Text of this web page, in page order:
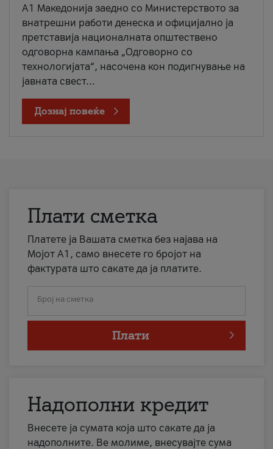
A1 Македонија заедно со Министерството за
внатрешни работи денеска и официјално ја
претставија националната општествено
одговорна кампања „Одговорно со
технологијата“, насочена кон подигнување на
јавната свест...
Дознај повеќе
Плати сметка
Платете ја Вашата сметка без најава на
Мојот А1, само внесете го бројот на
фактурата што сакате да ја платите.
Број на сметка
Плати
Надополни кредит
Внесете ја сумата која што сакате да ја
надополните. Ве молиме, внесувајте сума